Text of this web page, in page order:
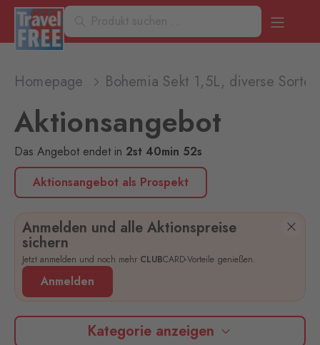
Homepage Bohemia Sekt 1,5L, diverse Sorten
Aktionsangebot
Das Angebot endet in 2st 40min 52s
Aktionsangebot als Prospekt
Anmelden und alle Aktionspreise
sichern
Jetzt anmelden und noch mehr CLUBCARD-Vorteile genießen.
Anmelden
Kategorie anzeigen